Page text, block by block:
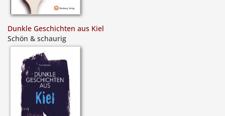
Dunkle Geschichten aus Kiel
Schön & schaurig